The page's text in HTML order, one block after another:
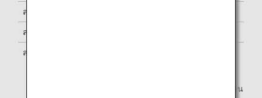
สมาชิก Platinum Service
สมาชิกบัตร Super Flyers
สมาชิก Star Alliance Gold
ท่านสามารถใช้ห้องรับรองได้เมื่อท่านเดินทางด้วยเที่ยวบิน